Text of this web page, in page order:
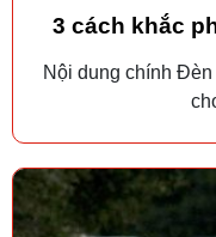
3 cách khắc
Nội dung chính